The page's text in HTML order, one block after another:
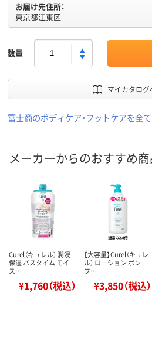
お届け先住所：
東京都江東区
数量
マイカタログ
富士商のボディケア・フットケアを全
メーカーからのおすすめ
Curel（キュレル） 潤浸
保湿 バスタイム モイ
ス…
¥1,760（税込）
【大容量】Curel（キュレ
ル） ローション ポン
プ…
¥3,850（税込）